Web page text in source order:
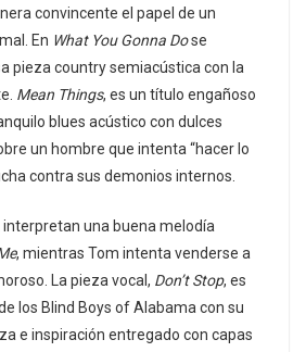
convincente el papel de un
En What You Gonna Dose
pieza country semiacústica con la
Mean Things, es un título engañoso
blues acústico con dulces
un hombre que intenta “hacer lo
contra sus demonios internos.
interpretan una buena melodía
, mientras Tom intenta venderse a
La pieza vocal, Don’t Stop, es
los Blind Boys of Alabama con su
e inspiración entregado con capas